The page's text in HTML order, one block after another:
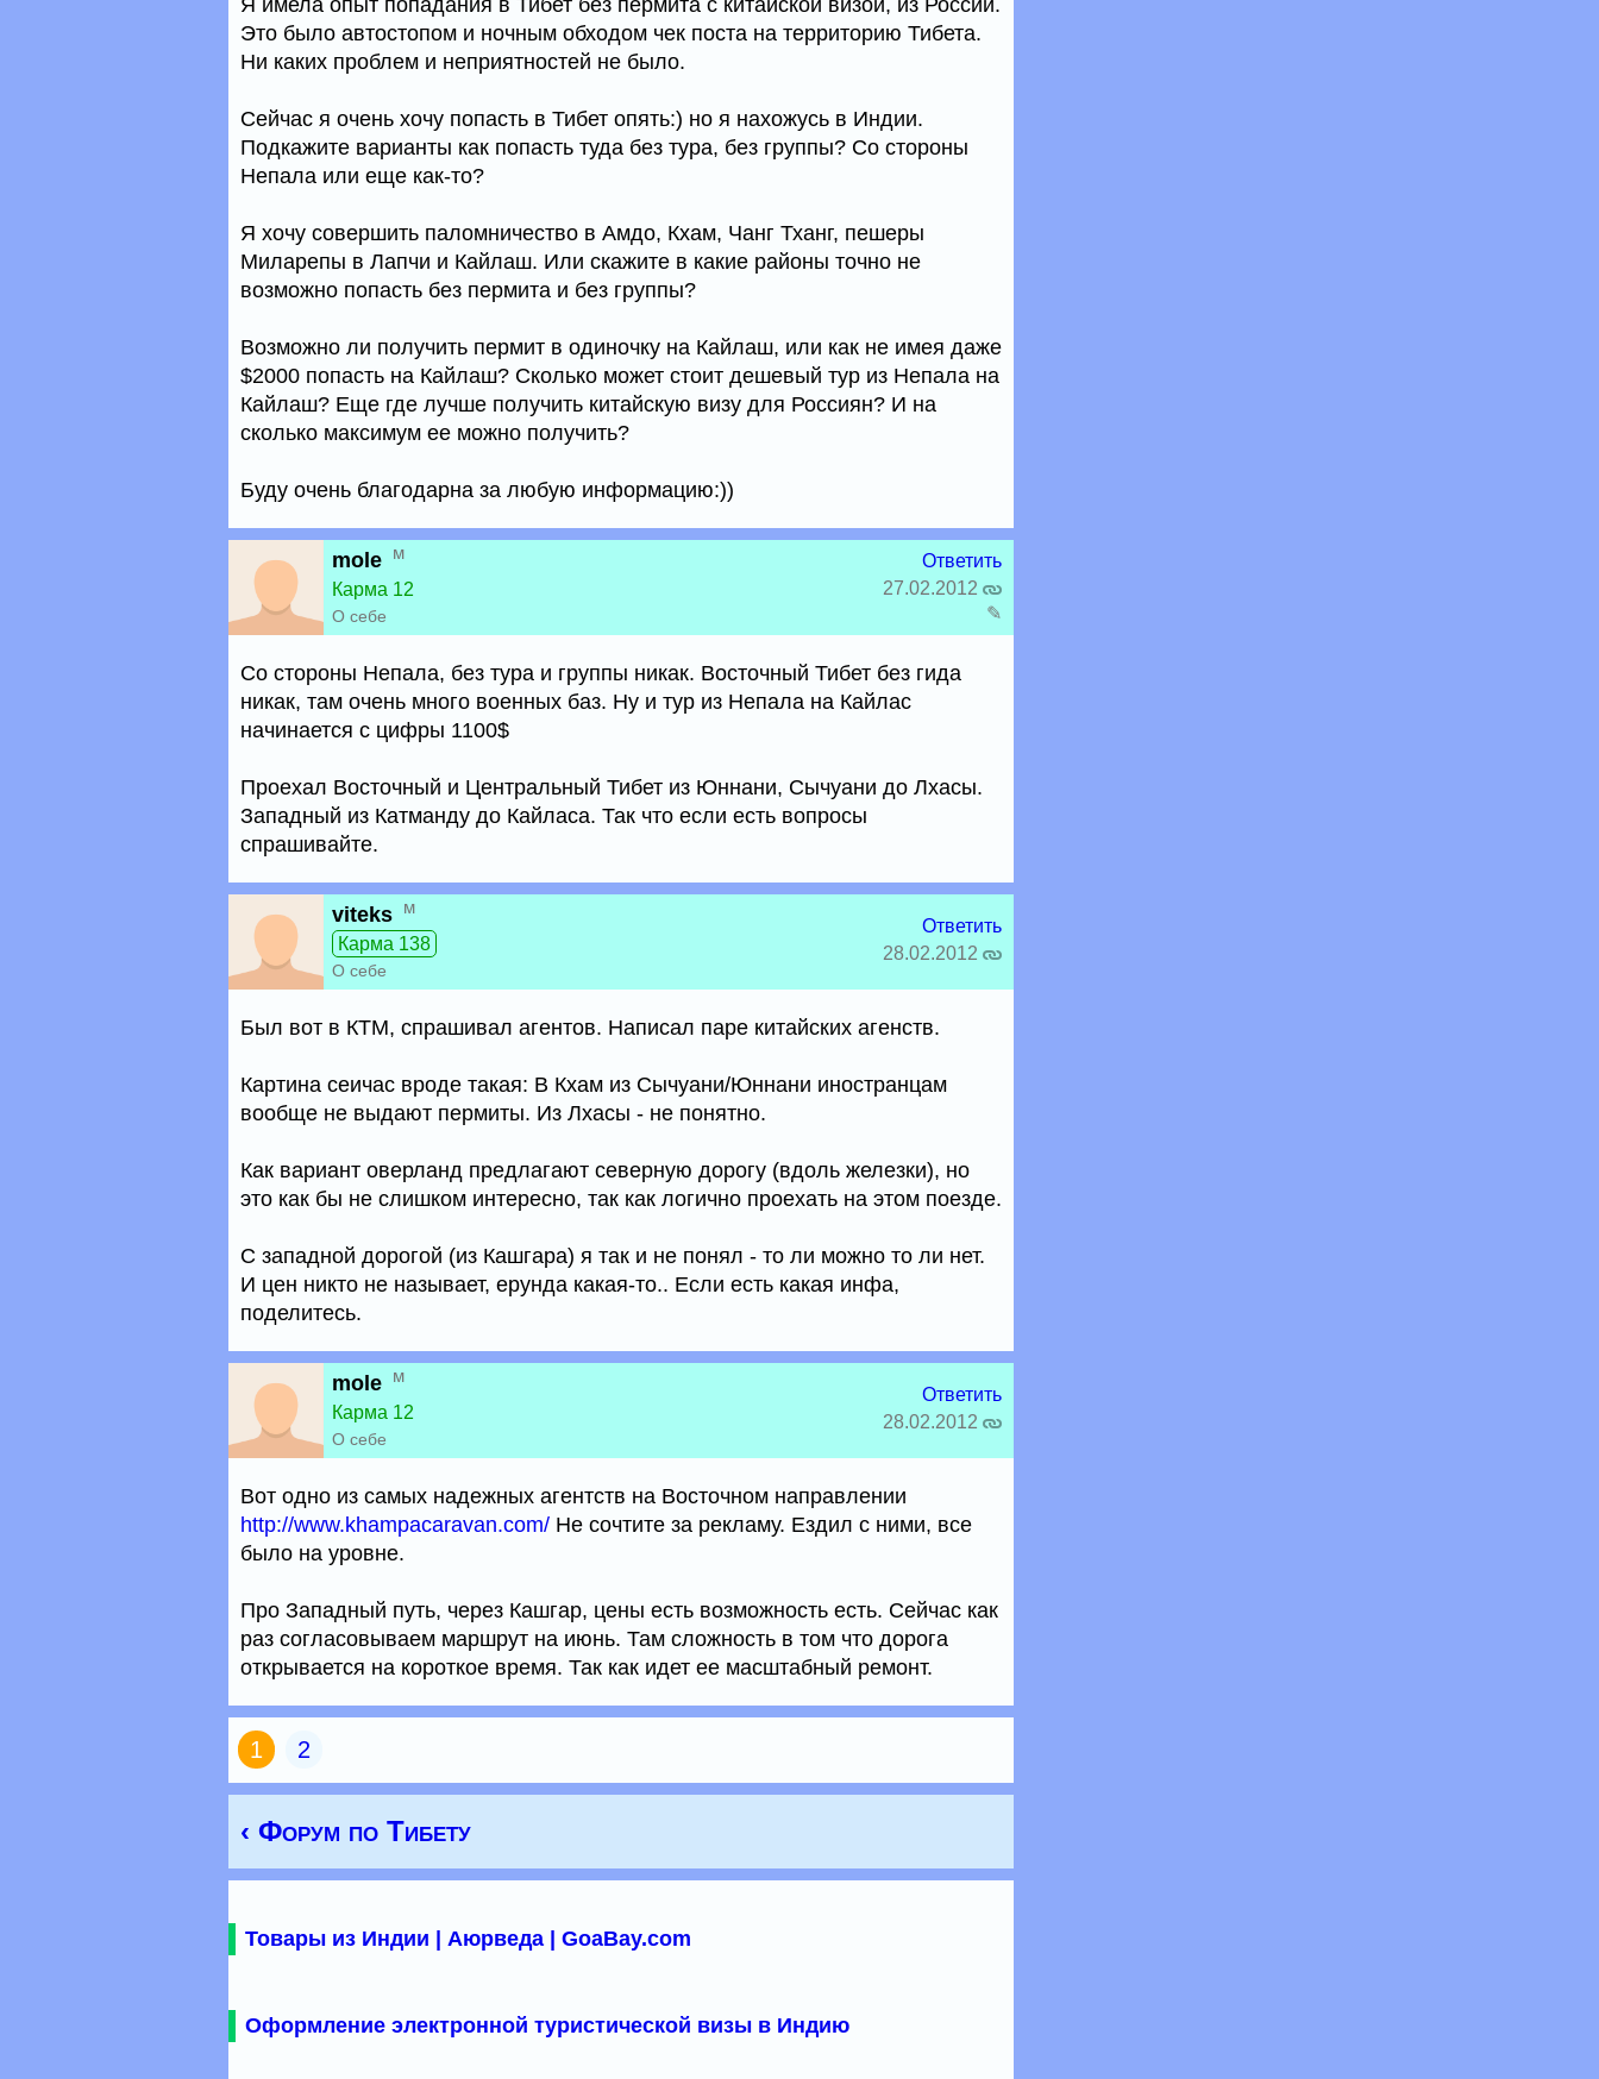
Я имела опыт попадания в Тибет без пермита с китайской визой, из России.
Это было автостопом и ночным обходом чек поста на территорию Тибета.
Ни каких проблем и неприятностей не было.
Сейчас я очень хочу попасть в Тибет опять:) но я нахожусь в Индии.
Подкажите варианты как попасть туда без тура, без группы? Со стороны
Непала или еще как-то?
Я хочу совершить паломничество в Амдо, Кхам, Чанг Тханг, пешеры
Миларепы в Лапчи и Кайлаш. Или скажите в какие районы точно не
возможно попасть без пермита и без группы?
Возможно ли получить пермит в одиночку на Кайлаш, или как не имея даже
$2000 попасть на Кайлаш? Сколько может стоит дешевый тур из Непала на
Кайлаш? Еще где лучше получить китайскую визу для Россиян? И на
сколько максимум ее можно получить?
Буду очень благодарна за любую информацию:))
mole м
Карма 12
О себе
Ответить
27.02.2012
✎
Со стороны Непала, без тура и группы никак. Восточный Тибет без гида
никак, там очень много военных баз. Ну и тур из Непала на Кайлас
начинается с цифры 1100$
Проехал Восточный и Центральный Тибет из Юннани, Сычуани до Лхасы.
Западный из Катманду до Кайласа. Так что если есть вопросы
спрашивайте.
viteks м
Карма 138
О себе
Ответить
28.02.2012
Был вот в КТМ, спрашивал агентов. Написал паре китайских агенств.
Картина сеичас вроде такая: В Кхам из Сычуани/Юннани иностранцам
вообще не выдают пермиты. Из Лхасы - не понятно.
Как вариант оверланд предлагают северную дорогу (вдоль железки), но
это как бы не слишком интересно, так как логично проехать на этом поезде.
С западной дорогой (из Кашгара) я так и не понял - то ли можно то ли нет.
И цен никто не называет, ерунда какая-то.. Если есть какая инфа,
поделитесь.
mole м
Карма 12
О себе
Ответить
28.02.2012
Вот одно из самых надежных агентств на Восточном направлении
http://www.khampacaravan.com/ Не сочтите за рекламу. Ездил с ними, все
было на уровне.
Про Западный путь, через Кашгар, цены есть возможность есть. Сейчас как
раз согласовываем маршрут на июнь. Там сложность в том что дорога
открывается на короткое время. Так как идет ее масштабный ремонт.
1 2
‹ Форум по Тибету
Товары из Индии | Аюрведа | GoaBay.com
Оформление электронной туристической визы в Индию